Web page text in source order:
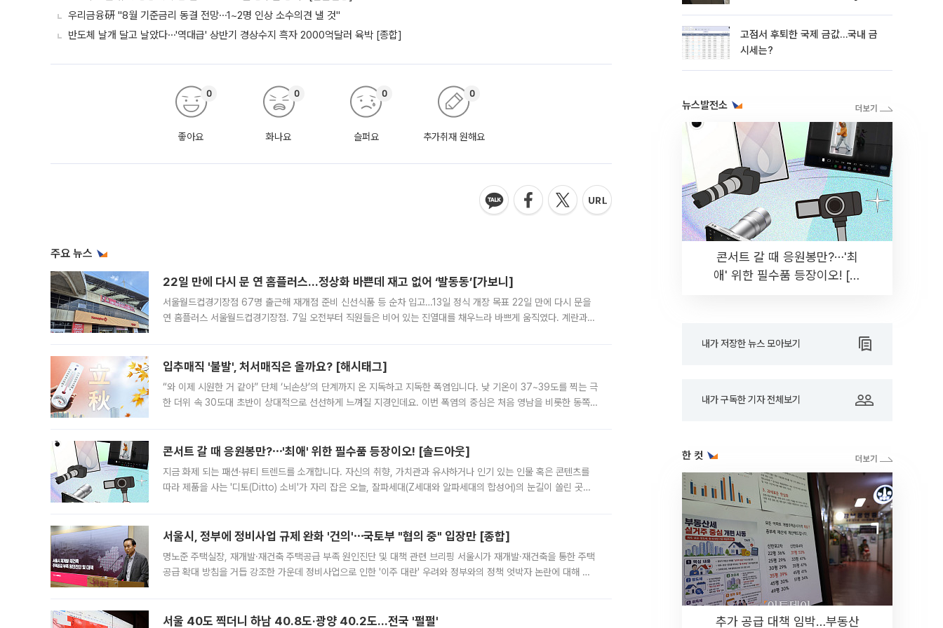
우리금융硏 "8월 기준금리 동결 전망⋯1~2명 인상 소수의견 낼 것"
반도체 날개 달고 날았다⋯'역대급' 상반기 경상수지 흑자 2000억달러 육박 [종합]
좋아요
0
화나요
0
슬퍼요
0
추가취재 원해요
0
주요 뉴스
22일 만에 다시 문 연 홈플러스…정상화 바쁜데 재고 없어 ‘발동동’[가보니]
서울월드컵경기장점 67명 출근해 재개점 준비 신선식품 등 순차 입고…13일 정식 개장 목표 22일 만에 다시 문을
연 홈플러스 서울월드컵경기장점. 7일 오전부터 직원들은 비어 있는 진열대를 채우느라 바쁘게 움직였다. 계란과
입추매직 '불발', 처서매직은 올까요? [해시태그]
“와 이제 시원한 거 같아” 단체 ‘뇌손상’의 단계까지 온 지독하고 지독한 폭염입니다. 낮 기온이 37~39도를 찍는 극
한 더위 속 30도대 초반이 상대적으로 선선하게 느껴질 지경인데요. 이번 폭염의 중심은 처음 영남을 비롯한 동쪽
콘서트 갈 때 응원봉만?⋯'최애' 위한 필수품 등장이오! [솔드아웃]
지금 화제 되는 패션·뷰티 트렌드를 소개합니다. 자신의 취향, 가치관과 유사하거나 인기 있는 인물 혹은 콘텐츠를
따라 제품을 사는 '디토(Ditto) 소비'가 자리 잡은 오늘, 잘파세대(Z세대와 알파세대의 합성어)의 눈길이 쏠린 곳은
서울시, 정부에 정비사업 규제 완화 '건의'⋯국토부 "협의 중" 입장만 [종합]
명노준 주택실장, 재개발·재건축 주택공급 부족 원인진단 및 대책 관련 브리핑 서울시가 재개발·재건축을 통한 주택
공급 확대 방침을 거듭 강조한 가운데 정비사업으로 인한 '이주 대란' 우려와 정부와의 정책 엇박자 논란에 대해 정
서울 40도 찍더니 하남 40.8도·광양 40.2도…전국 '펄펄'
고점서 후퇴한 국제 금값…국내 금
시세는?
뉴스발전소
콘서트 갈 때 응원봉만?⋯'최
애' 위한 필수품 등장이오! [솔
내가 저장한 뉴스 모아보기
내가 구독한 기자 전체보기
한 컷
추가 공급 대책 임박…부동산